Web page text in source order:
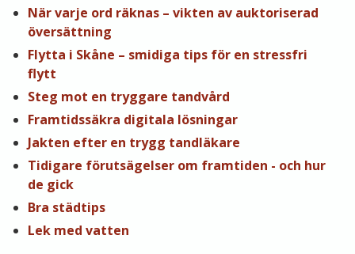
När varje ord räknas – vikten av auktoriserad
översättning
Flytta i Skåne – smidiga tips för en stressfri
flytt
Steg mot en tryggare tandvård
Framtidssäkra digitala lösningar
Jakten efter en trygg tandläkare
Tidigare förutsägelser om framtiden - och hur
de gick
Bra städtips
Lek med vatten